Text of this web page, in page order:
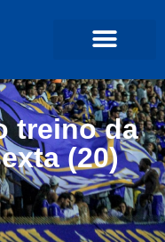
treino da
(20)